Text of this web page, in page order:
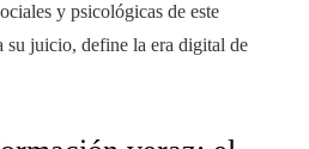
y psicológicas de este
su juicio, define la era digital de